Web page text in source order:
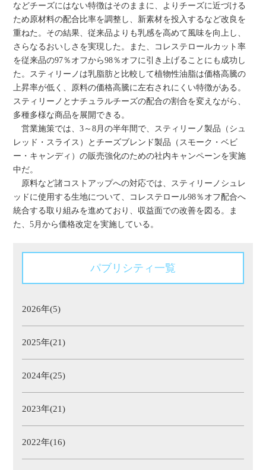
などチーズにはない特徴はそのままに、よりチーズに近づける
ため原材料の配合比率を調整し、新素材を投入するなど改良を
重ねた。その結果、従来品よりも乳感を高めて風味を向上し、
さらなるおいしさを実現した。また、コレステロールカット率
を従来品の97％オフから98％オフに引き上げることにも成功し
た。スティリーノは乳脂肪と比較して植物性油脂は価格高騰の
上昇率が低く、原料の価格高騰に左右されにくい特徴がある。
スティリーノとナチュラルチーズの配合の割合を変えながら、
多種多様な商品を展開できる。
営業施策では、3～8月の半年間で、スティリーノ製品（シュ
レッド・スライス）とチーズブレンド製品（スモーク・ベビ
ー・キャンディ）の販売強化のための社内キャンペーンを実施
中だ。
原料など諸コストアップへの対応では、スティリーノシュレ
ッドに使用する生地について、コレステロール98％オフ配合へ
統合する取り組みを進めており、収益面での改善を図る。ま
た、5月から価格改定を実施している。
パブリシティ一覧
2026年(5)
2025年(21)
2024年(25)
2023年(21)
2022年(16)